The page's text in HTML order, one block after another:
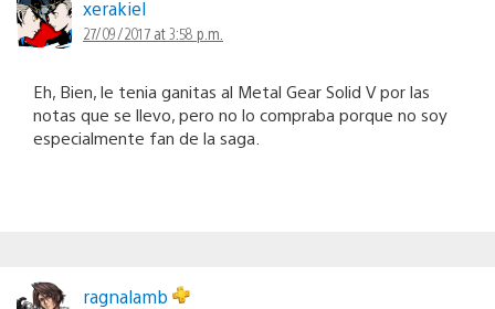
xerakiel
27/09/2017 at 3:58 p.m.
Eh, Bien, le tenia ganitas al Metal Gear Solid V por las
notas que se llevo, pero no lo compraba porque no soy
especialmente fan de la saga.
ragnalamb